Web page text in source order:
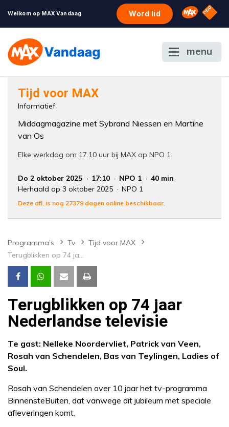
Welkom op MAX Vandaag Word lid Omroep
NPO
menu
Er is een licentie-fout opgetreden. Als het
contact op met onze klantenservice.
Tijd voor MAX
Informatief
Middagmagazine met Sybrand Niessen en Martine
van Os
Elke werkdag om 17.10 uur bij MAX op NPO 1.
Do 2 oktober 2025 17:10 NPO 1
40 min
Herhaald op 3 oktober 2025
NPO 1
Deze afl. is nog 27379 dagen online beschikbaar.
Programma’s Tv
Tijd voor MAX
Terugblikken op 74 jaar Nederlandse televisie
Terugblikken op 74 jaar
Nederlandse televisie
Te gast: Nelleke Noordervliet, Patrick van Veen,
Rosah van Schendelen, Bas van Teylingen, Ladies of
Soul.
Rosah van Schendelen over 10 jaar het tv-programma
BinnensteBuiten, dat vanwege dit jubileum met speciale
afleveringen komt.